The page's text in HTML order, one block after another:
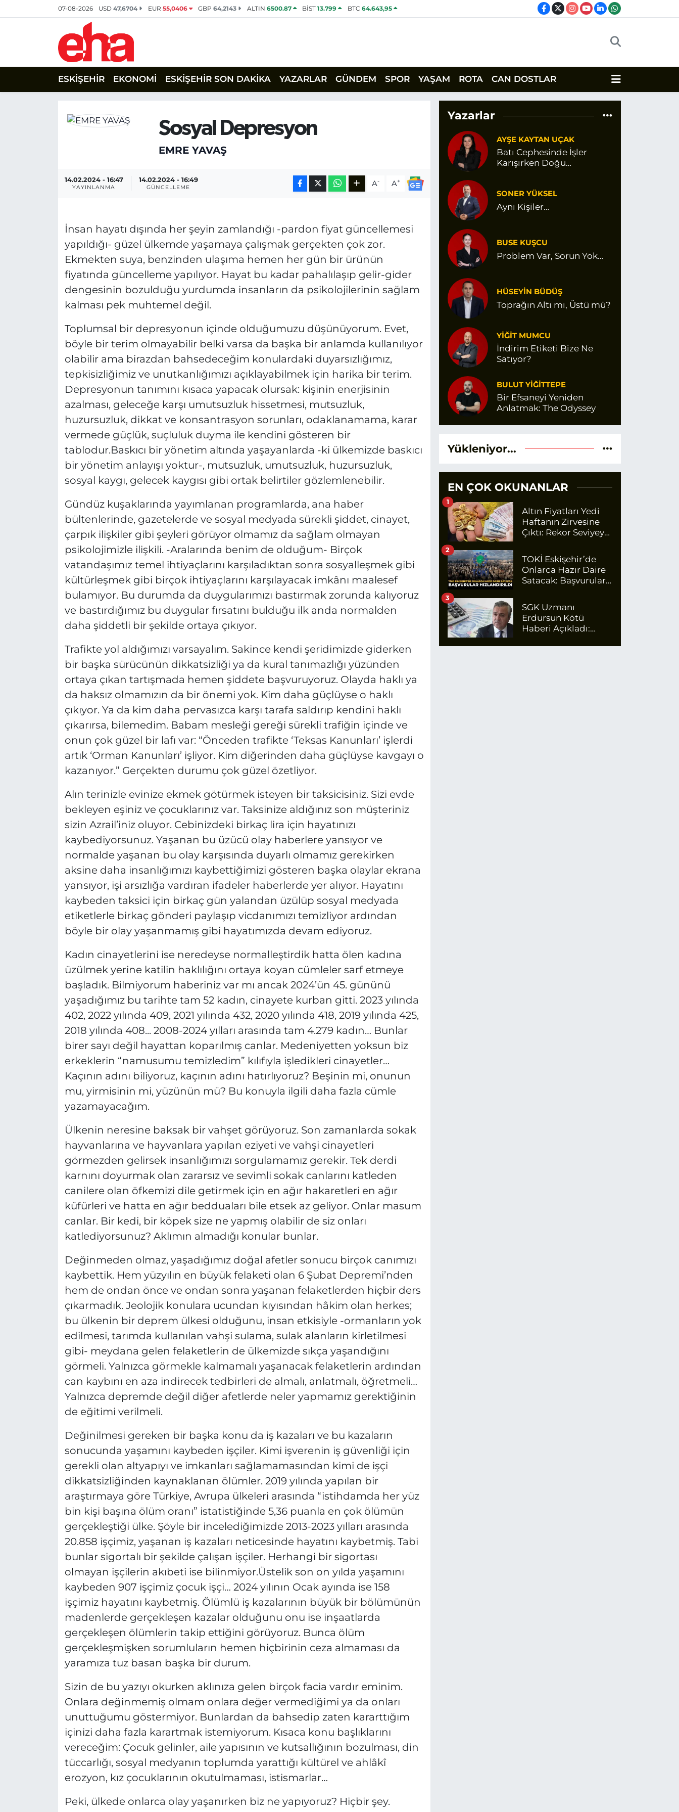
07-08-2026 USD47,6704 EUR 55,0406 GBP64,2143 ALTIN 6500.87 BİST13.799 BTC 64.643,95
ESKİŞEHİR EKONOMİ ESKİŞEHİR SON DAKİKA YAZARLAR GÜNDEM SPOR YAŞAM ROTA CAN DOSTLAR
Sosyal Depresyon
EMRE YAVAŞ
14.02.2024 - 16:47
YAYINLANMA
14.02.2024 - 16:49
GÜNCELLEME A- A+
İnsan hayatı dışında her şeyin zamlandığı -pardon fiyat güncellemesi
yapıldığı- güzel ülkemde yaşamaya çalışmak gerçekten çok zor.
Ekmekten suya, benzinden ulaşıma hemen her gün bir ürünün
fiyatında güncelleme yapılıyor. Hayat bu kadar pahalılaşıp gelir-gider
dengesinin bozulduğu yurdumda insanların da psikolojilerinin sağlam
kalması pek muhtemel değil.
Toplumsal bir depresyonun içinde olduğumuzu düşünüyorum. Evet,
böyle bir terim olmayabilir belki varsa da başka bir anlamda kullanılıyor
olabilir ama birazdan bahsedeceğim konulardaki duyarsızlığımız,
tepkisizliğimiz ve unutkanlığımızı açıklayabilmek için harika bir terim.
Depresyonun tanımını kısaca yapacak olursak: kişinin enerjisinin
azalması, geleceğe karşı umutsuzluk hissetmesi, mutsuzluk,
huzursuzluk, dikkat ve konsantrasyon sorunları, odaklanamama, karar
vermede güçlük, suçluluk duyma ile kendini gösteren bir
tablodur.Baskıcı bir yönetim altında yaşayanlarda -ki ülkemizde baskıcı
bir yönetim anlayışı yoktur-, mutsuzluk, umutsuzluk, huzursuzluk,
sosyal kaygı, gelecek kaygısı gibi ortak belirtiler gözlemlenebilir.
Gündüz kuşaklarında yayımlanan programlarda, ana haber
bültenlerinde, gazetelerde ve sosyal medyada sürekli şiddet, cinayet,
çarpık ilişkiler gibi şeyleri görüyor olmamız da sağlam olmayan
psikolojimizle ilişkili. -Aralarında benim de olduğum- Birçok
vatandaşımız temel ihtiyaçlarını karşıladıktan sonra sosyalleşmek gibi
kültürleşmek gibi birçok ihtiyaçlarını karşılayacak imkânı maalesef
bulamıyor. Bu durumda da duygularımızı bastırmak zorunda kalıyoruz
ve bastırdığımız bu duygular fırsatını bulduğu ilk anda normalden
daha şiddetli bir şekilde ortaya çıkıyor.
Trafikte yol aldığımızı varsayalım. Sakince kendi şeridimizde giderken
bir başka sürücünün dikkatsizliği ya da kural tanımazlığı yüzünden
ortaya çıkan tartışmada hemen şiddete başvuruyoruz. Olayda haklı ya
da haksız olmamızın da bir önemi yok. Kim daha güçlüyse o haklı
çıkıyor. Ya da kim daha pervasızca karşı tarafa saldırıp kendini haklı
çıkarırsa, bilemedim. Babam mesleği gereği sürekli trafiğin içinde ve
onun çok güzel bir lafı var: “Önceden trafikte ‘Teksas Kanunları’ işlerdi
artık ‘Orman Kanunları’ işliyor. Kim diğerinden daha güçlüyse kavgayı o
kazanıyor.” Gerçekten durumu çok güzel özetliyor.
Alın terinizle evinize ekmek götürmek isteyen bir taksicisiniz. Sizi evde
bekleyen eşiniz ve çocuklarınız var. Taksinize aldığınız son müşteriniz
sizin Azrail’iniz oluyor. Cebinizdeki birkaç lira için hayatınızı
kaybediyorsunuz. Yaşanan bu üzücü olay haberlere yansıyor ve
normalde yaşanan bu olay karşısında duyarlı olmamız gerekirken
aksine daha insanlığımızı kaybettiğimizi gösteren başka olaylar ekrana
yansıyor, işi arsızlığa vardıran ifadeler haberlerde yer alıyor. Hayatını
kaybeden taksici için birkaç gün yalandan üzülüp sosyal medyada
etiketlerle birkaç gönderi paylaşıp vicdanımızı temizliyor ardından
böyle bir olay yaşanmamış gibi hayatımızda devam ediyoruz.
Kadın cinayetlerini ise neredeyse normalleştirdik hatta ölen kadına
üzülmek yerine katilin haklılığını ortaya koyan cümleler sarf etmeye
başladık. Bilmiyorum haberiniz var mı ancak 2024’ün 45. gününü
yaşadığımız bu tarihte tam 52 kadın, cinayete kurban gitti. 2023 yılında
402, 2022 yılında 409, 2021 yılında 432, 2020 yılında 418, 2019 yılında 425,
2018 yılında 408... 2008-2024 yılları arasında tam 4.279 kadın… Bunlar
birer sayı değil hayattan koparılmış canlar. Medeniyetten yoksun biz
erkeklerin “namusumu temizledim” kılıfıyla işledikleri cinayetler…
Kaçının adını biliyoruz, kaçının adını hatırlıyoruz? Beşinin mi, onunun
mu, yirmisinin mi, yüzünün mü? Bu konuyla ilgili daha fazla cümle
yazamayacağım.
Ülkenin neresine baksak bir vahşet görüyoruz. Son zamanlarda sokak
hayvanlarına ve hayvanlara yapılan eziyeti ve vahşi cinayetleri
görmezden gelirsek insanlığımızı sorgulamamız gerekir. Tek derdi
karnını doyurmak olan zararsız ve sevimli sokak canlarını katleden
canilere olan öfkemizi dile getirmek için en ağır hakaretleri en ağır
küfürleri ve hatta en ağır bedduaları bile etsek az geliyor. Onlar masum
canlar. Bir kedi, bir köpek size ne yapmış olabilir de siz onları
katlediyorsunuz? Aklımın almadığı konular bunlar.
Değinmeden olmaz, yaşadığımız doğal afetler sonucu birçok canımızı
kaybettik. Hem yüzyılın en büyük felaketi olan 6 Şubat Depremi’nden
hem de ondan önce ve ondan sonra yaşanan felaketlerden hiçbir ders
çıkarmadık. Jeolojik konulara ucundan kıyısından hâkim olan herkes;
bu ülkenin bir deprem ülkesi olduğunu, insan etkisiyle -ormanların yok
edilmesi, tarımda kullanılan vahşi sulama, sulak alanların kirletilmesi
gibi- meydana gelen felaketlerin de ülkemizde sıkça yaşandığını
görmeli. Yalnızca görmekle kalmamalı yaşanacak felaketlerin ardından
can kaybını en aza indirecek tedbirleri de almalı, anlatmalı, öğretmeli…
Yalnızca depremde değil diğer afetlerde neler yapmamız gerektiğinin
de eğitimi verilmeli.
Değinilmesi gereken bir başka konu da iş kazaları ve bu kazaların
sonucunda yaşamını kaybeden işçiler. Kimi işverenin iş güvenliği için
gerekli olan altyapıyı ve imkanları sağlamamasından kimi de işçi
dikkatsizliğinden kaynaklanan ölümler. 2019 yılında yapılan bir
araştırmaya göre Türkiye, Avrupa ülkeleri arasında “istihdamda her yüz
bin kişi başına ölüm oranı” istatistiğinde 5,36 puanla en çok ölümün
gerçekleştiği ülke. Şöyle bir incelediğimizde 2013-2023 yılları arasında
20.858 işçimiz, yaşanan iş kazaları neticesinde hayatını kaybetmiş. Tabi
bunlar sigortalı bir şekilde çalışan işçiler. Herhangi bir sigortası
olmayan işçilerin akıbeti ise bilinmiyor.Üstelik son on yılda yaşamını
kaybeden 907 işçimiz çocuk işçi… 2024 yılının Ocak ayında ise 158
işçimiz hayatını kaybetmiş. Ölümlü iş kazalarının büyük bir bölümünün
madenlerde gerçekleşen kazalar olduğunu onu ise inşaatlarda
gerçekleşen ölümlerin takip ettiğini görüyoruz. Bunca ölüm
gerçekleşmişken sorumluların hemen hiçbirinin ceza almaması da
yaramıza tuz basan başka bir durum.
Sizin de bu yazıyı okurken aklınıza gelen birçok facia vardır eminim.
Onlara değinmemiş olmam onlara değer vermediğimi ya da onları
unuttuğumu göstermiyor. Bunlardan da bahsedip zaten kararttığım
içinizi daha fazla karartmak istemiyorum. Kısaca konu başlıklarını
vereceğim: Çocuk gelinler, aile yapısının ve kutsallığının bozulması, din
tüccarlığı, sosyal medyanın toplumda yarattığı kültürel ve ahlâkî
erozyon, kız çocuklarının okutulmaması, istismarlar…
Peki, ülkede onlarca olay yaşanırken biz ne yapıyoruz? Hiçbir şey.
Yazarlar
AYŞE KAYTAN UÇAK
Batı Cephesinde İşler
Karışırken Doğu
SONER YÜKSEL
Aynı Kişiler…
BUSE KUŞCU
Problem Var, Sorun Yok…
HÜSEYİN BÜDÜŞ
Toprağın Altı mı, Üstü mü?
YİĞİT MUMCU
İndirim Etiketi Bize Ne
Satıyor?
BULUT YİĞİTTEPE
Bir Efsaneyi Yeniden
Anlatmak: The Odyssey
Yükleniyor...
EN ÇOK OKUNANLAR
Altın Fiyatları Yedi
Haftanın Zirvesine
Çıktı: Rekor Seviyeye
1
TOKİ Eskişehir’de
Onlarca Hazır Daire
Satacak: Başvurular
2
SGK Uzmanı
Erdursun Kötü
Haberi Açıkladı:
İçin Net Rakam
3